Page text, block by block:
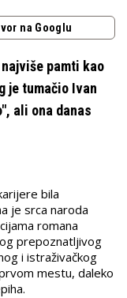
na Googlu
pamti kao
je tumačio Ivan
ali ona danas
bila
je srca naroda
romana
prepoznatljivog
i istraživačkog
mestu, daleko